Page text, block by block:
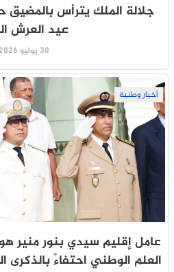
جلالة الملك يترأس
عيد العرش
30 يوليو 2026
أخبار وطنية
عامل إقليم سيدي بنور منير
العلم الوطني احتفاءً بالذكرى الـ27 لعيد العرش